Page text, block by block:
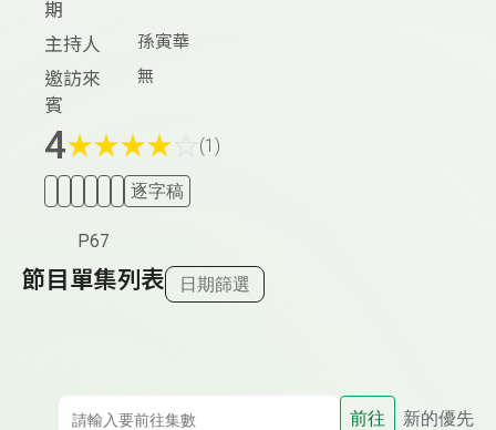
期
主持人 孫寅華
邀訪來
賓
無
4★★★★ (1)
逐字稿
P67
節目單集列表 日期篩選
前往 新的優先